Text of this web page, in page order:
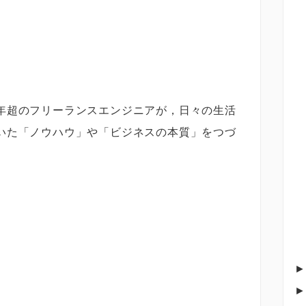
のフリーランスエンジニアが，日々の生活
「ノウハウ」や「ビジネスの本質」をつづ